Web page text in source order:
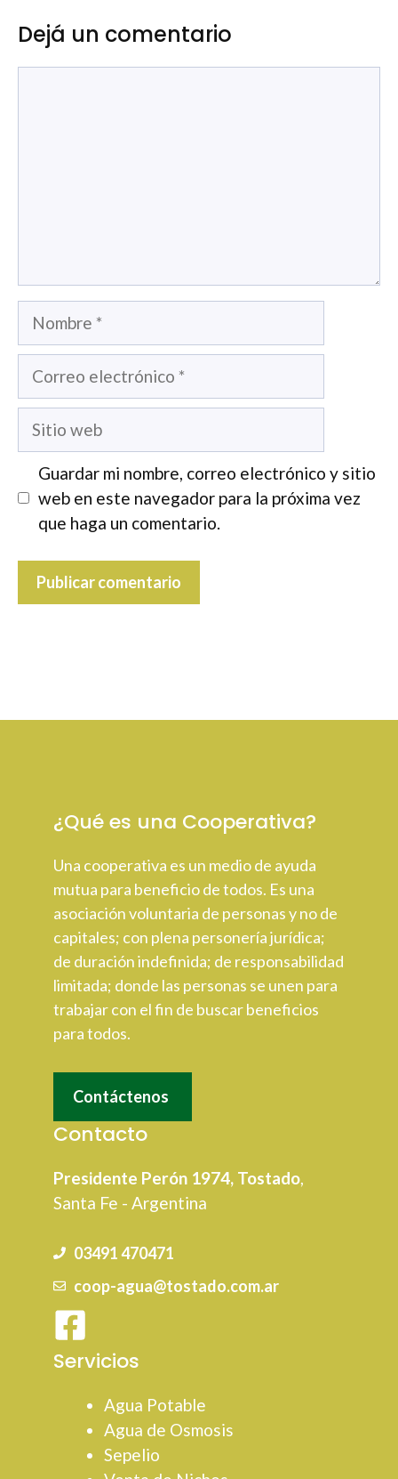
Dejá un comentario
electrónico
web
Guardar mi nombre, correo electrónico y sitio
web en este navegador para la próxima vez
que haga un comentario.
¿Qué es una Cooperativa?
Una cooperativa es un medio de ayuda
mutua para beneficio de todos. Es una
asociación voluntaria de personas y no de
capitales; con plena personería jurídica;
de duración indefinida; de responsabilidad
limitada; donde las personas se unen para
trabajar con el fin de buscar beneficios
para todos.
Contáctenos
Contacto
Presidente Perón 1974, Tostado,
Santa Fe - Argentina
03491 470471
coop-agua@tostado.com.ar
Servicios
Agua Potable
Agua de Osmosis
Sepelio